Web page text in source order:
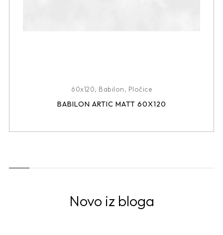
60x120, Babilon, Pločice
BABILON ARTIC MATT 60X120
Novo iz bloga